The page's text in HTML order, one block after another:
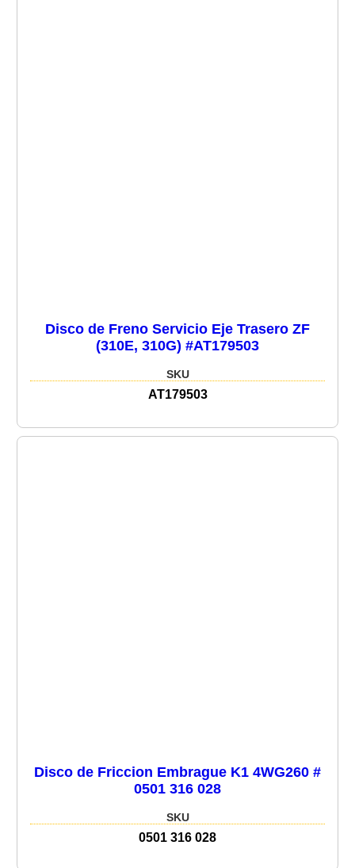
Disco de Freno Servicio Eje Trasero ZF
(310E, 310G) #AT179503
SKU
AT179503
Disco de Friccion Embrague K1 4WG260 #
0501 316 028
SKU
0501 316 028